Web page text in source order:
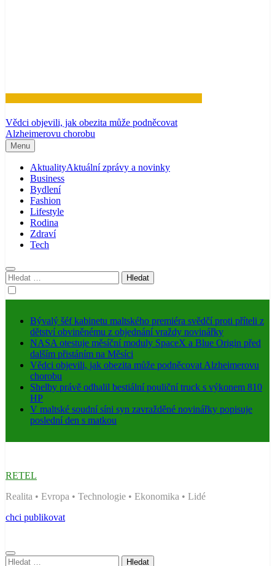
Vědci objevili, jak obezita může podněcovat
Alzheimerovu chorobu
Menu
AktualityAktuální zprávy a novinky
Business
Bydlení
Fashion
Lifestyle
Rodina
Zdraví
Tech
Vyhledávání
Bývalý šéf kabinetu maltského premiéra svědčí proti příteli z
dětství obviněnému z objednání vraždy novinářky
NASA otestuje měsíční moduly SpaceX a Blue Origin před
dalším přistáním na Měsíci
Vědci objevili, jak obezita může podněcovat Alzheimerovu
chorobu
Shelby právě odhalil bestiální pouliční truck s výkonem 810
HP
V maltské soudní síni syn zavražděné novinářky popisuje
poslední den s matkou
RETEL
Realita • Evropa • Technologie • Ekonomika • Lidé
chci publikovat
Vyhledávání